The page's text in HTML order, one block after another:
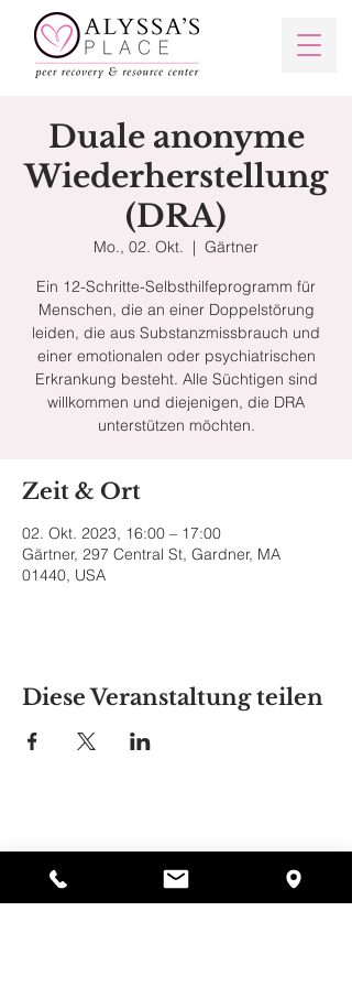
Duale anonyme
Wiederherstellung
(DRA)
Mo., 02. Okt.
  |
Gärtner
Ein 12-Schritte-Selbsthilfeprogramm für
Menschen, die an einer Doppelstörung
leiden, die aus Substanzmissbrauch und
einer emotionalen oder psychiatrischen
Erkrankung besteht. Alle Süchtigen sind
willkommen und diejenigen, die DRA
unterstützen möchten.
Zeit & Ort
02. Okt. 2023, 16:00 – 17:00
Gärtner, 297 Central St, Gardner, MA
01440, USA
Diese Veranstaltung teilen
297 Central St. Gardner, MA 01440
987-364-0920